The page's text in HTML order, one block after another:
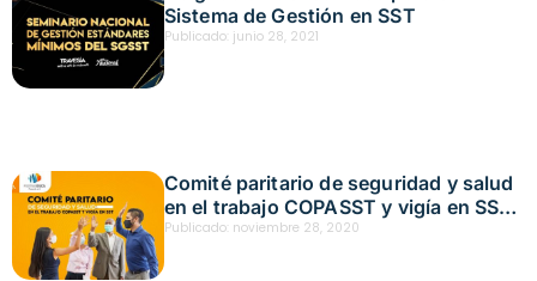
Sistema de Gestión en SST
Publicado: junio 28, 2021
Comité paritario de seguridad y salud
en el trabajo COPASST y vigía en SST.
Fecha: noviembre 25,2020
Publicado: noviembre 28, 2020